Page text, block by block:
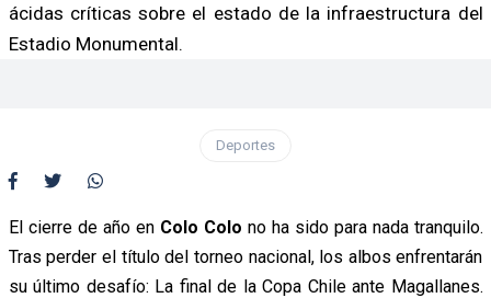
ácidas críticas sobre el estado de la infraestructura del
Estadio Monumental.
Deportes
El cierre de año en Colo Colo no ha sido para nada tranquilo.
Tras perder el título del torneo nacional, los albos enfrentarán
su último desafío: La final de la Copa Chile ante Magallanes.